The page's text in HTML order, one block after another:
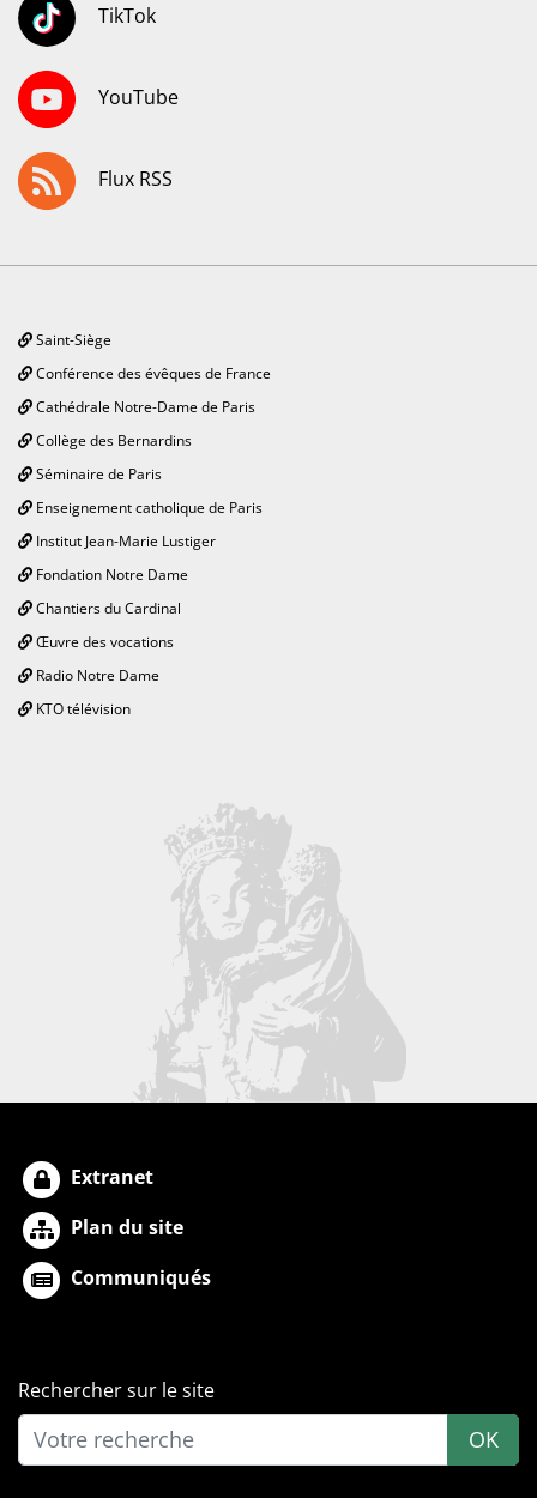
TikTok
YouTube
Flux RSS
Saint-Siège
Conférence des évêques de France
Cathédrale Notre-Dame de Paris
Collège des Bernardins
Séminaire de Paris
Enseignement catholique de Paris
Institut Jean-Marie Lustiger
Fondation Notre Dame
Chantiers du Cardinal
Œuvre des vocations
Radio Notre Dame
KTO télévision
Extranet
Plan du site
Communiqués
Rechercher sur le site
OK